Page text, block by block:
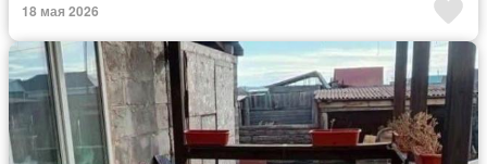
18 мая 2026